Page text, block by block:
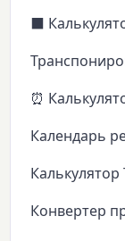
⬛
⏰
Календарь
Калькулятор
Конвертер